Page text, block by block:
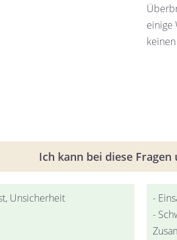
einige
Ich kann bei diese
Unsicherheit
-
-